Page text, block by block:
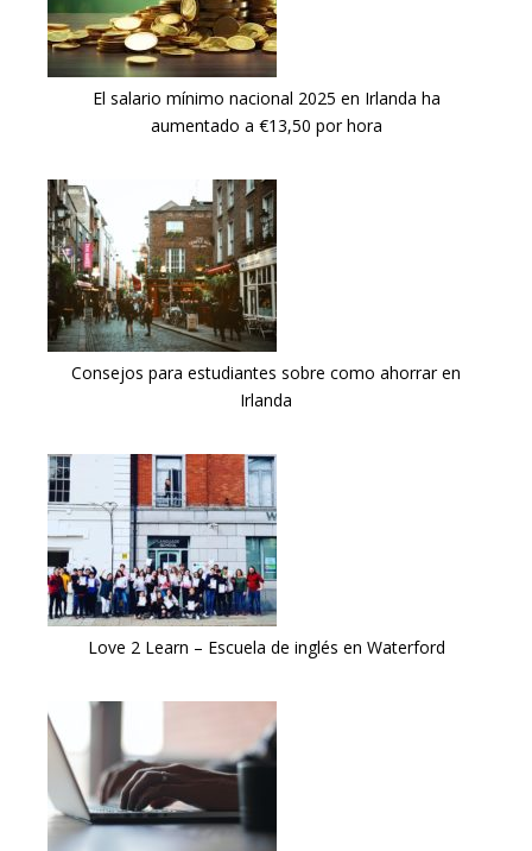
El salario mínimo nacional 2025 en Irlanda ha
aumentado a €13,50 por hora
Consejos para estudiantes sobre como ahorrar en
Irlanda
Love 2 Learn – Escuela de inglés en Waterford